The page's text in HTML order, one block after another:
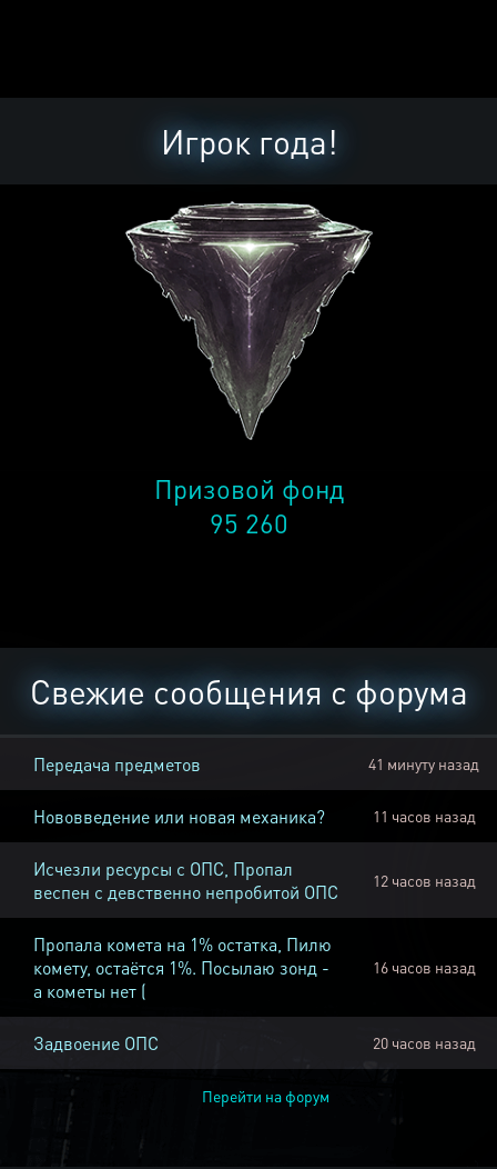
Игрок года!
Призовой фонд
95 260
Свежие сообщения с форума
Передача предметов 41 минуту назад
Нововведение или новая механика? 11 часов назад
Исчезли ресурсы с ОПС, Пропал
веспен с девственно непробитой ОПС
12 часов назад
Пропала комета на 1% остатка, Пилю
комету, остаётся 1%. Посылаю зонд -
а кометы нет (
16 часов назад
Задвоение ОПС 20 часов назад
Перейти на форум